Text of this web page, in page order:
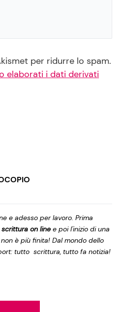
per ridurre lo spam.
elaborati i dati derivati
e adesso per lavoro. Prima
scrittura on line e poi l'inizio di una
è più finita! Dal mondo dello
tutto scrittura, tutto fa notizia!